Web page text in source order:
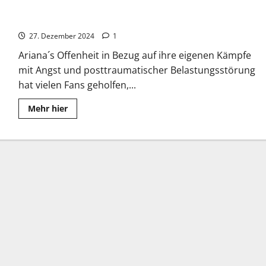
27. Dezember 2024 1
Ariana´s Offenheit in Bezug auf ihre eigenen Kämpfe
mit Angst und posttraumatischer Belastungsstörung
hat vielen Fans geholfen,...
Mehr hierRead
more
Grande: